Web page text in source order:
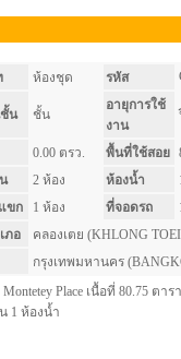
ห้องชุด รหัส
น ชั้น
อายุการใช้
งาน
0.00 ตรว. พื้นที่ใช้สอย
2 ห้อง ห้องน้ำ
ขก
1 ห้อง ที่จอดรถ
ภอ
คลองเตย (KHLONG
กรุงเทพมหานคร
Place เนื้อที่ 80.75 ตาร
1 ห้องน้ำ